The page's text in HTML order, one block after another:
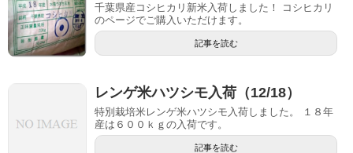
千葉県産コシヒカリ新米入荷しました！ コシヒカリ
のページでご購入いただけます。
記事を読む
レンゲ米ハツシモ入荷（12/18）
特別栽培米レンゲ米ハツシモ入荷しました。 １８年
産は６００ｋｇの入荷です。
記事を読む